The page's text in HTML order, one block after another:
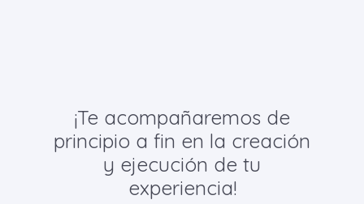
¡Te acompañaremos de
principio a fin en la creación
y ejecución de tu
experiencia!